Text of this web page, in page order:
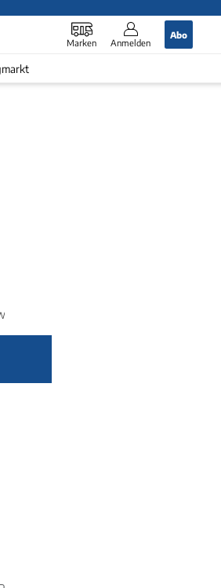
Marken Anmelden
Abo